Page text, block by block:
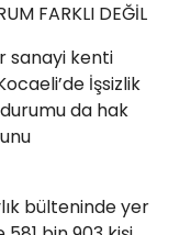
FARKLI DEĞİL
sanayi kenti
İşsizlik
da hak
bülteninde yer